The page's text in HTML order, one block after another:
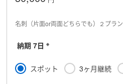
名刺（片面or両面どちらでも）２プラン
納期 7日 ※
スポット 3ヶ月継続